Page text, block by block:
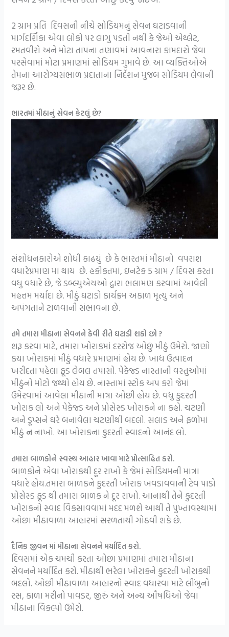
2 ગ્રામ પ્રતિ દિવસની નીચે સોડિયમનું સેવન ઘટાડવાની
માર્ગદર્શિકા એવા લોકો પર લાગુ પડતી નથી કે જેઓ એથ્લેટ,
રમતવીરો અને મોટા તાપના તણાવમાં આવનારા કામદારો જેવા
પરસેવામાં મોટા પ્રમાણમાં સોડિયમ ગુમાવે છે. આ વ્યક્તિઓએ
તેમના આરોગ્યસંભાળ પ્રદાતાના નિર્દેશન મુજબ સોડિયમ લેવાની
જરૂર છે.
ભારતમાં મીઠાનું સેવન કેટલું છે?
સંશોધનકારોએ શોધી કાઢયું છે કે ભારતમાં મીઠાનો વપરાશ
વધારેપ્રમાણ માં થાય છે. હકીકતમાં, ઇનટેક 5 ગ્રામ / દિવસ કરતા
વધુ વધારે છે, જે ડબ્લ્યુએચઓ દ્વારા ભલામણ કરવામાં આવેલી
મહત્તમ મર્યાદા છે. મીઠું ઘટાડો કાર્યક્રમ અકાળ મૃત્યુ અને
અપંગતાને ટાળવાની સંભાવના છે.
તમે તમારા મીઠાના સેવનને કેવી રીતે ઘટાડી શકો છો ?
શરૂ કરવા માટે, તમારા ખોરાકમાં દરરોજ ઓછું મીઠું ઉમેરો. જાણો
કયા ખોરાકમાં મીઠું વધારે પ્રમાણમાં હોય છે. ખાદ્ય ઉત્પાદન
ખરીદતા પહેલા ફૂડ લેબલ તપાસો. પેકેજ્ડ નાસ્તાની વસ્તુઓમાં
મીઠુંનો મોટો જથ્થો હોય છે. નાસ્તામાં સ્ટોક અપ કરો જેમાં
ઉમેરવામાં આવેલા મીઠાની માત્રા ઓછી હોય છે. વધુ કુદરતી
ખોરાક લો અને પેકેજ્ડ અને પ્રોસેસ્ડ ખોરાકને ના કહો. ચટણી
અને ડૂપ્સને ઘરે બનાવેલા ચટણીથી બદલો. સલાડ અને ફળોમાં
મીઠું ન નાખો. આ ખોરાકના કુદરતી સ્વાદનો આનંદ લો.
તમારા બાળકોને સ્વસ્થ આહાર ખાવા માટે પ્રોત્સાહિત કરો.
બાળકોને એવા ખોરાકથી દૂર રાખો કે જેમાં સોડિયમની માત્રા
વધારે હોય.તમારા બાળકને કુદરતી ખોરાક ખવડાવવાની ટેવ પાડો
પ્રોસેસ્ડ ફૂડ થી તમારા બાળક ને દૂર રાખો. આનાથી તેને કુદરતી
ખોરાકનો સ્વાદ વિકસાવવામાં મદદ મળશે આથી તે પુખ્તાવસ્થામાં
ઓછા મીઠાવાળા આહારમાં સરળતાથી ગોઠવી શકે છે.
દૈનિક જીવન માં મીઠાના સેવનને મર્યાદિત કરો.
દિવસમાં એક ચમચી કરતા ઓછા પ્રમાણમાં તમારા મીઠાના
સેવનને મર્યાદિત કરો. મીઠાથી ભરેલા ખોરાકને કુદરતી ખોરાકથી
બદલો. ઓછી મીઠાવાળા આહારનો સ્વાદ વધારવા માટે લીંબુનો
રસ, કાળા મરીનો પાવડર, જીરું અને અન્ય ઔષધિઓ જેવા
મીઠાના વિકલ્પો ઉમેરો.